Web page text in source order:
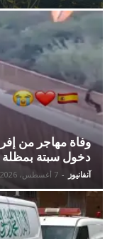
وفاة مهاجر من
دخول سبتة بمظلة
آنفانيوز - 7 أغسطس، 2026